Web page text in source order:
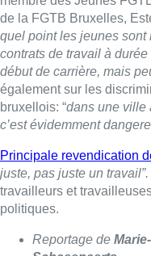
Reportage de
Schaeenaerts
Lire aussi :
La police
recherche
femme de